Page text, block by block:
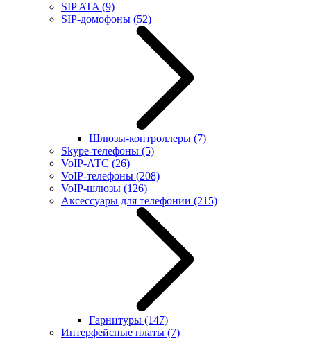
SIP ATA (9)
SIP-домофоны (52)
Шлюзы-контроллеры (7)
Skype-телефоны (5)
VoIP-АТС (26)
VoIP-телефоны (208)
VoIP-шлюзы (126)
Аксессуары для телефонии (215)
Гарнитуры (147)
Интерфейсные платы (7)